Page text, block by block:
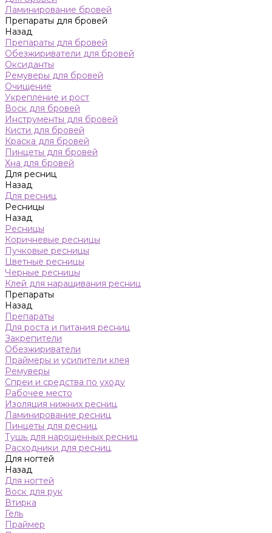
Ламинирование бровей
Препараты для бровей
Назад
Препараты для бровей
Обезжириватели для бровей
Оксиданты
Ремуверы для бровей
Очищение
Укрепление и рост
Воск для бровей
Инструменты для бровей
Кисти для бровей
Краска для бровей
Пинцеты для бровей
Хна для бровей
Для ресниц
Назад
Для ресниц
Ресницы
Назад
Ресницы
Коричневые ресницы
Пучковые ресницы
Цветные ресницы
Черные ресницы
Клей для наращивания ресниц
Препараты
Назад
Препараты
Для роста и питания ресниц
Закрепители
Обезжириватели
Праймеры и усилители клея
Ремуверы
Спреи и средства по уходу
Рабочее место
Изоляция нижних ресниц
Ламинирование ресниц
Пинцеты для ресниц
Тушь для нарощенных ресниц
Расходники для ресниц
Для ногтей
Назад
Для ногтей
Воск для рук
Втирка
Гель
Праймер